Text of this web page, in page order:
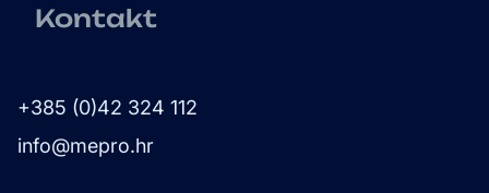
Kontakt
+385 (0)42 324 112
info@mepro.hr